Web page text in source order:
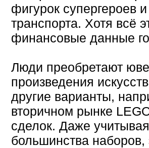
фигурок супергероев
транспорта. Хотя всё
финансовые данные
Люди преобретают
произведения
другие варианты,
вторичном рынке
сделок. Даже
большинства